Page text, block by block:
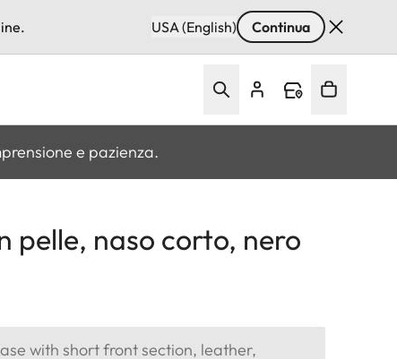
USA (English) Continua
e pazienza.
pelle, naso corto, nero
with short front section, leather,